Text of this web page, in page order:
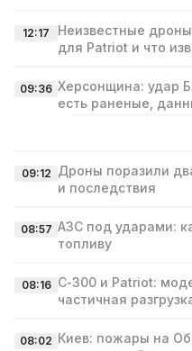
12:17
Неизвестные
для Patriot и что
09:36 Херсонщина: удар
есть раненые,
09:12 Дроны поразили
и последствия
08:57 АЗС под ударами:
топливу
08:16 С‑300 и Patriot:
частичная
08:02 Киев: пожары на